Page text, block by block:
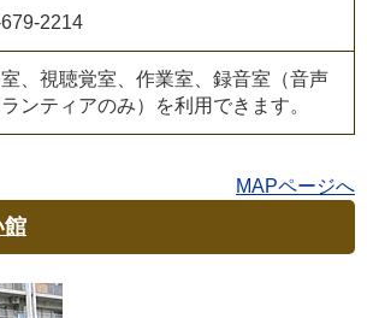
2214
、視聴覚室、作業室、録音室（音声
ンティアのみ）を利用できます。
MAPページへ
館